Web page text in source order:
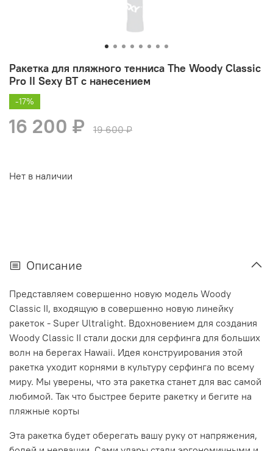
Ракетка для пляжного тенниса The Woody Classic
Pro II Sexy BT с нанесением
Нет в наличии
-17%
16 200 ₽ 19 600 ₽
Описание
Представляем совершенно новую модель Woody
Classic II, входящую в совершенно новую линейку
ракеток - Super Ultralight. Вдохновением для создания
Woody Classic II стали доски для серфинга для больших
волн на берегах Hawaii. Идея конструирования этой
ракетка уходит корнями в культуру серфинга по всему
миру. Мы уверены, что эта ракетка станет для вас самой
любимой. Так что быстрее берите ракетку и бегите на
пляжные корты
Эта ракетка будет оберегать вашу руку от напряжения,